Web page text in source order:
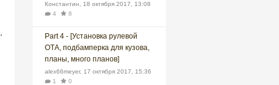
Константин
18 октября 2017, 13:08
4
8
Part 4 - [Установка рулевой
ОТА, подбамперка для кузова,
планы, много планов]
alex66meyer, 17 октября 2017, 15:36
1
0